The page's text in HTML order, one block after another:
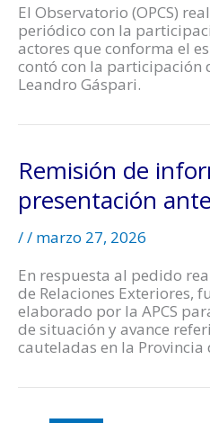
El Observatorio (OPCS)
periódico con la
actores que conforma el
contó con la participación
Leandro Gáspari.
Remisión de
presentación
// marzo 27, 2026
En respuesta al pedido
de Relaciones Exteriores,
elaborado por la APCS
de situación y avance
cauteladas en la Provincia